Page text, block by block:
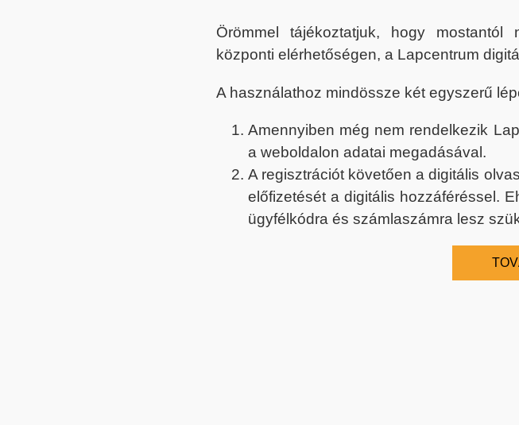
Örömmel tájékoztatjuk, hogy mostantól
központi elérhetőségen, a Lapcentrum
A használathoz mindössze két egyszerű
Amennyiben még nem rendelkezik
a weboldalon adatai megadásával.
A regisztrációt követően a digitális
előfizetését a digitális hozzáféréssel.
ügyfélkódra és számlaszámra lesz